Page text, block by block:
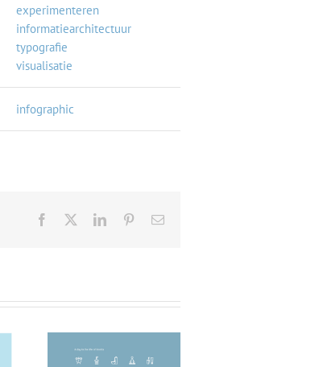
experimenteren
informatiearchitectuur
typografie
visualisatie
infographic
Facebook LinkedInPinterest
E-